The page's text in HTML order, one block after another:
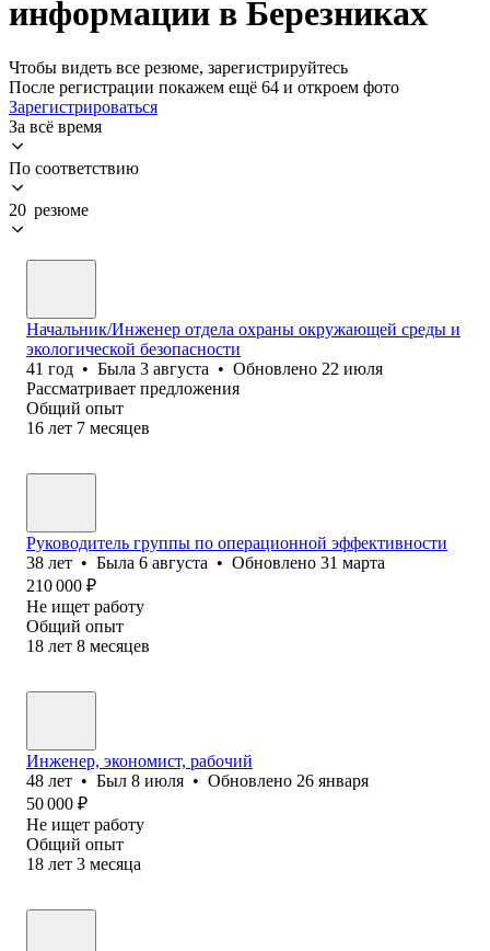
информации в Березниках
Чтобы видеть все резюме, зарегистрируйтесь
После регистрации покажем ещё 64 и откроем фото
Зарегистрироваться
За всё время
По соответствию
20 резюме
Начальник/Инженер отдела охраны окружающей среды и
экологической безопасности
41 год • Была 3 августа • Обновлено 22 июля
Рассматривает предложения
Общий опыт
16 лет 7 месяцев
Руководитель группы по операционной эффективности
38 лет • Была 6 августа • Обновлено 31 марта
210 000 ₽
Не ищет работу
Общий опыт
18 лет 8 месяцев
Инженер, экономист, рабочий
48 лет • Был 8 июля • Обновлено 26 января
50 000 ₽
Не ищет работу
Общий опыт
18 лет 3 месяца